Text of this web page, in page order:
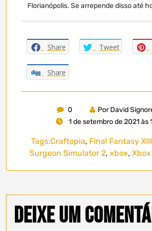
Florianópolis. Se arrepende disso até
Share Tweet
Share
0
Por David
1 de setembro de 2021 às
Tags:Craftopia, Final Fantasy XIII
Surgeon Simulator 2, xbox,
Deixe um